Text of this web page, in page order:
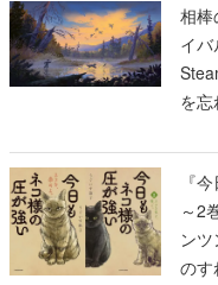
相棒
イ
を忘
『
～2
ン
のす